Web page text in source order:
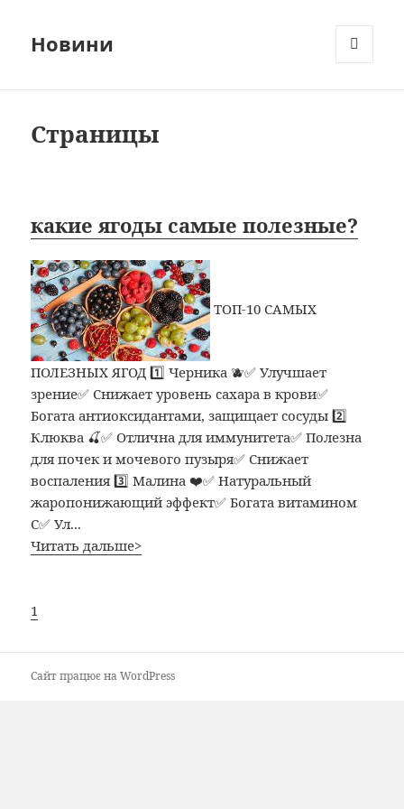
Новини
Страницы
какие ягоды самые полезные?
ТОП-10 САМЫХ
ПОЛЕЗНЫХ ЯГОД 1️⃣ Черника 🫐✅ Улучшает
зрение✅ Снижает уровень сахара в крови✅
Богата антиоксидантами, защищает сосуды 2️⃣
Клюква 🍒✅ Отлична для иммунитета✅ Полезна
для почек и мочевого пузыря✅ Снижает
воспаления 3️⃣ Малина ❤️✅ Натуральный
жаропонижающий эффект✅ Богата витамином
С✅ Ул...
Читать дальше>
1
Сайт працює на WordPress